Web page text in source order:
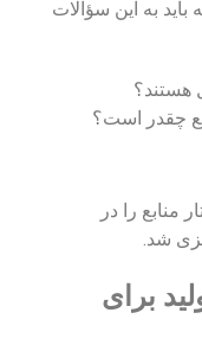
به این سؤالات
هستند؟
چقدر است؟
منابع را در
شد.
برای